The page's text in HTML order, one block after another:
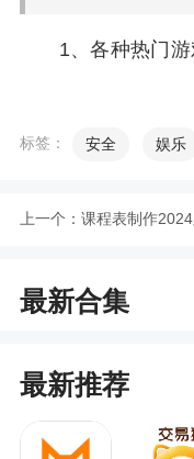
1、各种热门
不管是提高游戏
价！
理自己的角色，轻
标签： 安全 娱乐
上一个： 课程表制作
最新合集
最新推荐